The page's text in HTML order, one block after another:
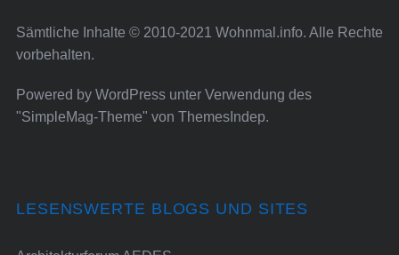
Sämtliche Inhalte © 2010-2021 Wohnmal.info. Alle Rechte
vorbehalten.
Powered by WordPressunter Verwendung des
"SimpleMag-Theme" von ThemesIndep.
LESENSWERTE BLOGS UND SITES